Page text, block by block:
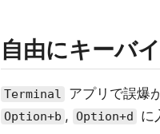
自由にキーバ
Terminal アプリで誤爆
Option+b , Option+d に